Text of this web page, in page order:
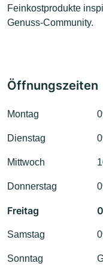
Feinkostprodukte
Genuss-Community.
Öffnungszeiten
Montag
Dienstag
Mittwoch
Donnerstag
Freitag
Samstag
Sonntag